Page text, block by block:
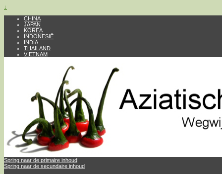
↓
CHINA
JAPAN
KOREA
INDONESIË
INDIA
THAILAND
VIETNAM
Spring naar de primaire inhoud
Spring naar de secundaire inhoud